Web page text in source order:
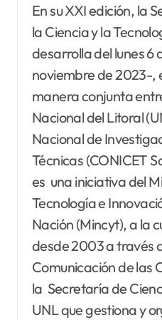
En su XXI edición, la
la Ciencia y la
desarrolla del lunes 6
noviembre de 2023-,
manera conjunta
Nacional del Litoral
Nacional de
Técnicas (CONICET
es una iniciativa del
Tecnología e
Nación (Mincyt), a la
desde 2003 a través
Comunicación de las
la Secretaría de
UNL que gestiona y